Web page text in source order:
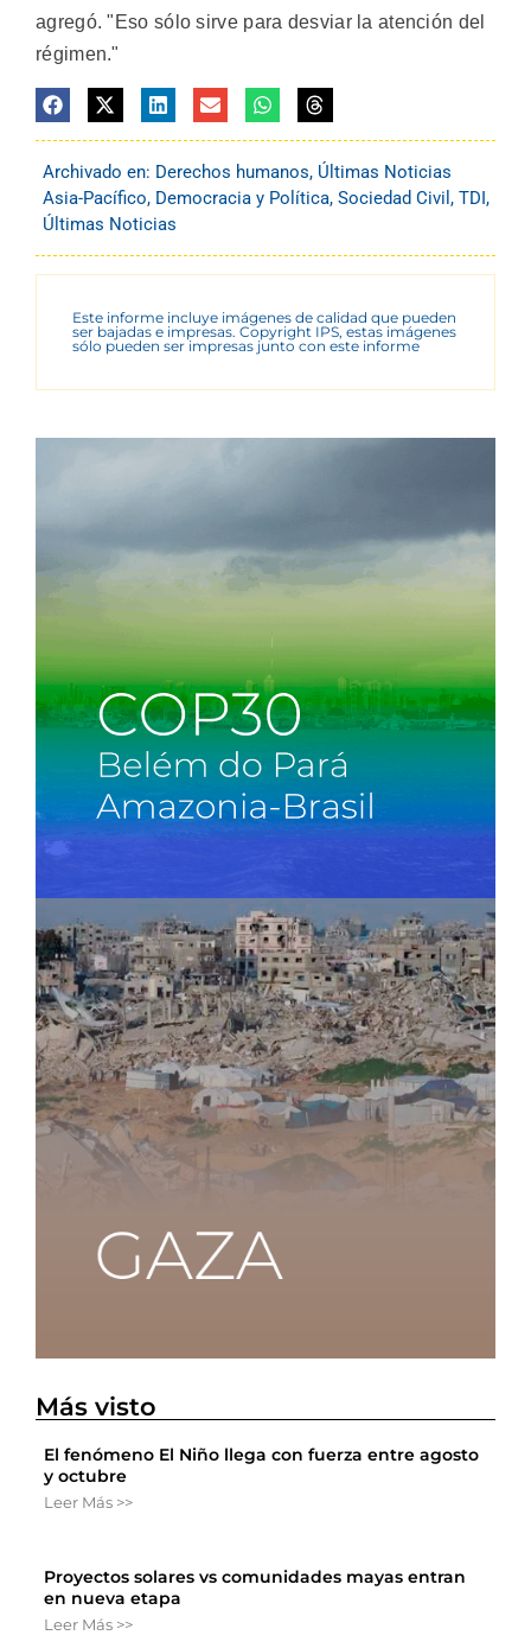
agregó. "Eso sólo sirve para desviar la atención del
régimen."
Archivado en: Derechos humanos, Últimas Noticias
Asia-Pacífico, Democracia y Política, Sociedad Civil , TDI,
Últimas Noticias
Este informe incluye imágenes de calidad que pueden
ser bajadas e impresas. Copyright IPS, estas imágenes
sólo pueden ser impresas junto con este informe
Más visto
El fenómeno El Niño llega con fuerza entre agosto
y octubre
Leer Más >>
Proyectos solares vs comunidades mayas entran
en nueva etapa
Leer Más >>